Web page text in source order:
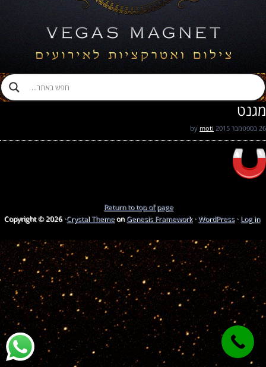
מגנט
26 בספטמבר 2015 moti
Return to top of page
Copyright © 2026 ·Crystal ThemeonGenesis Framework·WordPress· Log in